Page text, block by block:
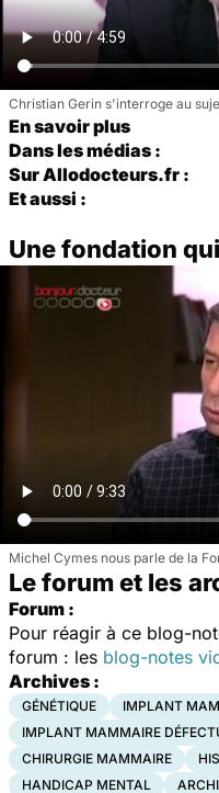
Christian Gerin s'interroge au
En savoir plus
Dans les médias :
Sur Allodocteurs.fr :
Et aussi :
Une fondation
Michel Cymes nous parle de la
Le forum et les
Forum :
Pour réagir à ce blog-
forum : les blog-notes
Archives :
GÉNÉTIQUE
IMPLANT
IMPLANT MAMMAIRE
CHIRURGIE MAMMAIRE
HANDICAP MENTAL